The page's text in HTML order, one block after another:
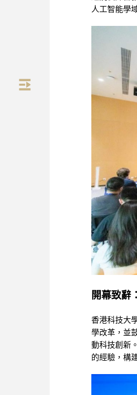
人工智能學
開幕致辭
香港科技大
學改革，並
動科技創新
的經驗，構